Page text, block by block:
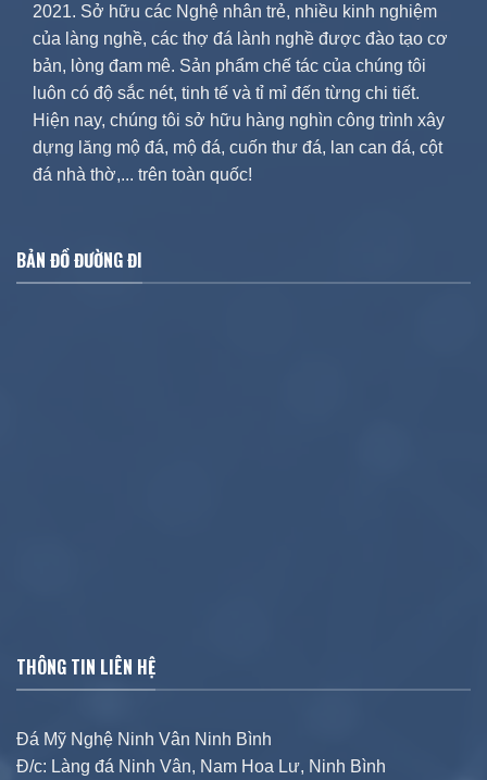
2021. Sở hữu các Nghệ nhân trẻ, nhiều kinh nghiệm
của làng nghề, các thợ đá lành nghề được đào tạo cơ
bản, lòng đam mê. Sản phẩm chế tác của chúng tôi
luôn có độ sắc nét, tinh tế và tỉ mỉ đến từng chi tiết.
Hiện nay, chúng tôi sở hữu hàng nghìn công trình xây
dựng lăng mộ đá, mộ đá, cuốn thư đá, lan can đá, cột
đá nhà thờ,... trên toàn quốc!
BẢN ĐỒ ĐƯỜNG ĐI
THÔNG TIN LIÊN HỆ
Đá Mỹ Nghệ Ninh Vân Ninh Bình
Đ/c: Làng đá Ninh Vân, Nam Hoa Lư, Ninh Bình